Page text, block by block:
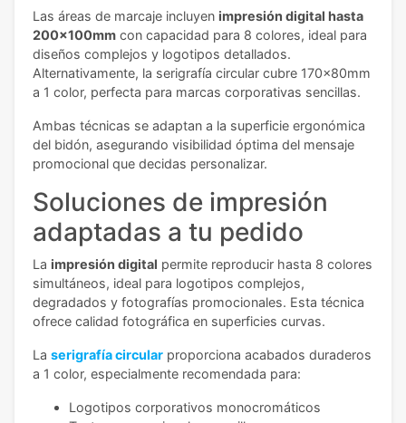
Las áreas de marcaje incluyen impresión digital hasta
200x100mm con capacidad para 8 colores, ideal para
diseños complejos y logotipos detallados.
Alternativamente, la serigrafía circular cubre 170x80mm
a 1 color, perfecta para marcas corporativas sencillas.
Ambas técnicas se adaptan a la superficie ergonómica
del bidón, asegurando visibilidad óptima del mensaje
promocional que decidas personalizar.
Soluciones de impresión
adaptadas a tu pedido
La impresión digital permite reproducir hasta 8 colores
simultáneos, ideal para logotipos complejos,
degradados y fotografías promocionales. Esta técnica
ofrece calidad fotográfica en superficies curvas.
La serigrafía circular proporciona acabados duraderos
a 1 color, especialmente recomendada para:
Logotipos corporativos monocromáticos